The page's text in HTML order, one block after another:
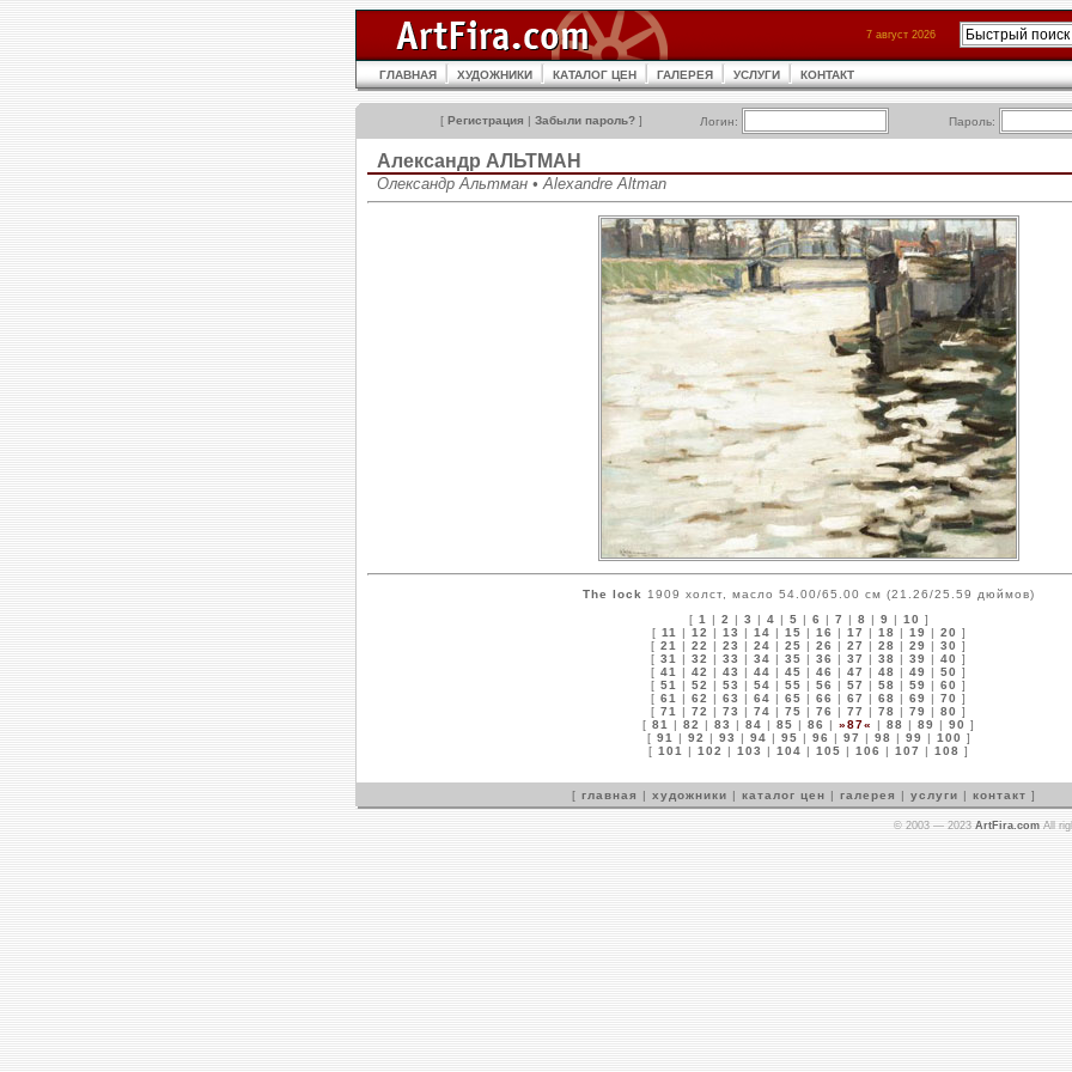
7 август 2026
ГЛАВНАЯ ХУДОЖНИКИ КАТАЛОГ ЦЕН ГАЛЕРЕЯ УСЛУГИ КОНТАКТ
[ Регистрация | Забыли пароль? ] Логин: Пароль:
Александр АЛЬТМАН
Олександр Альтман • Alexandre Altman
The lock
1909 холст, масло 54.00/65.00 см (21.26/25.59 дюймов)
[ 1 | 2 | 3 | 4 | 5 | 6 | 7 | 8 | 9 | 10 ]
[ 11 | 12 | 13 | 14 | 15 | 16 | 17 | 18 | 19 | 20 ]
[ 21 | 22 | 23 | 24 | 25 | 26 | 27 | 28 | 29 | 30 ]
[ 31 | 32 | 33 | 34 | 35 | 36 | 37 | 38 | 39 | 40 ]
[ 41 | 42 | 43 | 44 | 45 | 46 | 47 | 48 | 49 | 50 ]
[ 51 | 52 | 53 | 54 | 55 | 56 | 57 | 58 | 59 | 60 ]
[ 61 | 62 | 63 | 64 | 65 | 66 | 67 | 68 | 69 | 70 ]
[ 71 | 72 | 73 | 74 | 75 | 76 | 77 | 78 | 79 | 80 ]
[ 81 | 82 | 83 | 84 | 85 | 86 | »87« | 88 | 89 | 90 ]
[ 91 | 92 | 93 | 94 | 95 | 96 | 97 | 98 | 99 | 100 ]
[ 101 | 102 | 103 | 104 | 105 | 106 | 107 | 108 ]
[ главная | художники | каталог цен | галерея | услуги | контакт ]
© 2003 — 2023 ArtFira.com All